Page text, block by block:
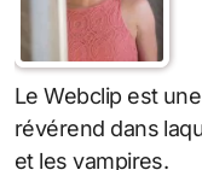
Le Webclip est
révérend dans
et les vampires.